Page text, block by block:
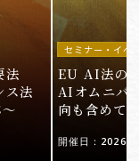
法
ス法
セミナー・イベ
EU AI法の
AIオムニバ
向も含めて
開催日：